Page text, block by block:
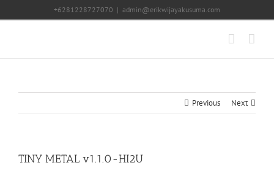
+6281228727070 | admin@erikwijayakusuma.com
Previous Next
TINY METAL v1.1.0-HI2U